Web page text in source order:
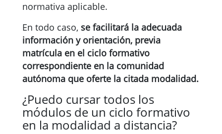
normativa aplicable.
En todo caso, se facilitará la adecuada
información y orientación, previa
matrícula en el ciclo formativo
correspondiente en la comunidad
autónoma que oferte la citada modalidad.
¿Puedo cursar todos los
módulos de un ciclo formativo
en la modalidad a distancia?